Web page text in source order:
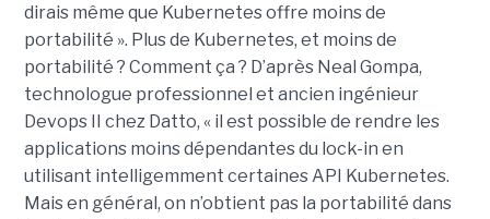
dirais même que Kubernetes offre moins de
portabilité ». Plus de Kubernetes, et moins de
portabilité ? Comment ça ? D’après Neal Gompa,
technologue professionnel et ancien ingénieur
Devops II chez Datto, « il est possible de rendre les
applications moins dépendantes du lock-in en
utilisant intelligemment certaines API Kubernetes.
Mais en général, on n’obtient pas la portabilité dans